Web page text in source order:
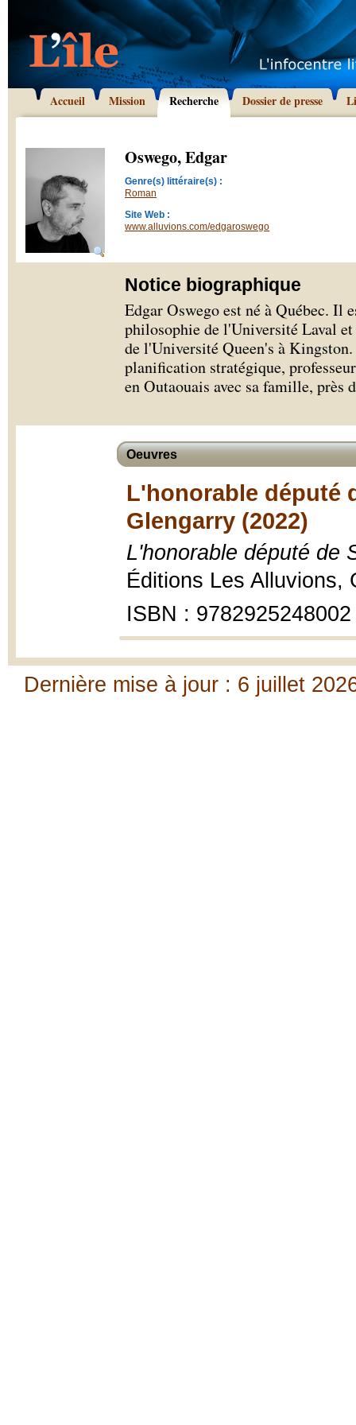
Accueil Mission Recherche Dossier de presse
Oswego, Edgar
Genre(s) littéraire(s) :
Roman
Site Web :
www.alluvions.com/edgaroswego
Notice biographique
Edgar Oswego est né à Québec. Il
philosophie de l'Université Laval
de l'Université Queen's à
planification stratégique,
en Outaouais avec sa famille, près
Oeuvres
L'honorable député
Glengarry (2022)
L'honorable député de
Éditions Les Alluvions,
ISBN : 9782925248002
Dernière mise à jour : 6 juillet